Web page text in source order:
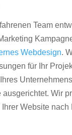
Team
Webdesign.
für Ihr
ausgerichtet. Wir
Website nach